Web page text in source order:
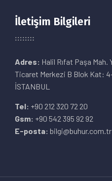
İletişim Bilgileri
Adres: Halil Rıfat Paşa
Ticaret Merkezi B Blok Kat:
İSTANBUL
Tel: +90 212 320 72 20
Gsm: +90 542 395 92 92
E-posta: bilgi@buhur.com.tr